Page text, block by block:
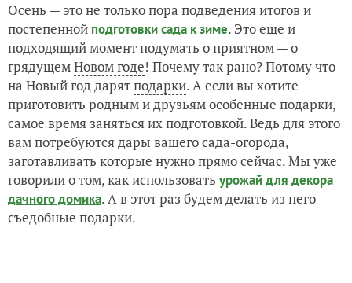
Осень — это не только пора подведения итогов и
постепенной подготовки сада к зиме. Это еще и
подходящий момент подумать о приятном — о
грядущемНовом годе! Почему так рано? Потому что
на Новый год дарятподарки. А если вы хотите
приготовить родным и друзьям особенные подарки,
самое время заняться их подготовкой. Ведь для этого
вам потребуются дары вашего сада-огорода,
заготавливать которые нужно прямо сейчас. Мы уже
говорили о том, как использовать урожай для декора
дачного домика. А в этот раз будем делать из него
съедобные подарки.